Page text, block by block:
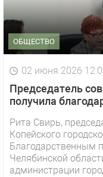
ОБЩЕСТВО
02 июня 2026
Председатель
получила
Рита Свирь,
Копейского
Благодарственным
Челябинской
администрации